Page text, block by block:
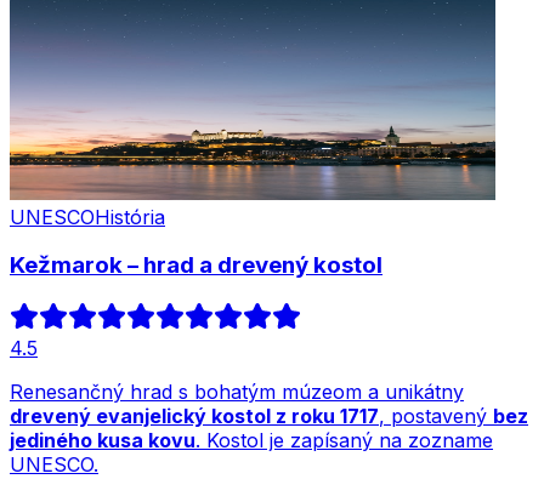
UNESCOHistória
Kežmarok – hrad a drevený kostol
4.5
Renesančný hrad s bohatým múzeom a unikátny
drevený evanjelický kostol z roku 1717, postavený bez
jediného kusa kovu. Kostol je zapísaný na zozname
UNESCO.